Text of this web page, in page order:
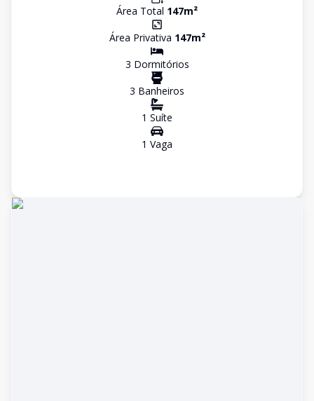
Área Total 147m²
Área Privativa 147m²
3 Dormitórios
3 Banheiros
1 Suíte
1 Vaga